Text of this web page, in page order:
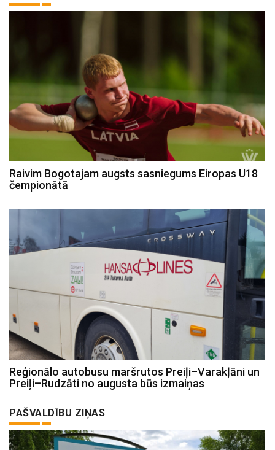
Raivim Bogotajam augsts sasniegums Eiropas U18
čempionātā
Reģionālo autobusu maršrutos Preiļi–Varakļāni un
Preiļi–Rudzāti no augusta būs izmaiņas
PAŠVALDĪBU ZIŅAS